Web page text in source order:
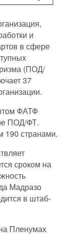
и
в сфере
(ПОД/
37
ФАТФ
ПОД/ФТ.
190 странами.
сроком на
Мадразо
в штаб-
Пленумах